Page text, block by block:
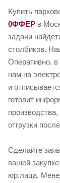
Купить
0ФФЕР в
задачи
столбиков.
Оперативно, в
нам на
и
готовит
отгрузки
Сделайте
вашей
юр.лица.